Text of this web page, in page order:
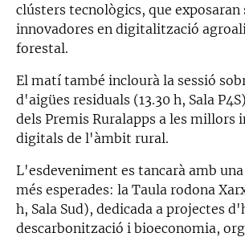
clústers tecnològics, que exposaran
innovadores en digitalització
forestal.
El matí també inclourà la sessió
d'aigües residuals (13.30 h, Sala
dels Premis Ruralapps a les millors
digitals de l'àmbit rural.
L'esdeveniment es tancarà amb
més esperades: la Taula rodona
h, Sala Sud), dedicada a projectes
descarbonització i bioeconomia,